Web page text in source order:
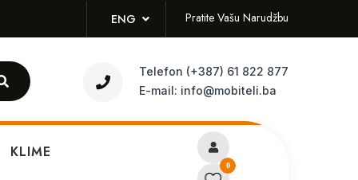
ENG Pratite Vašu Narudžbu
Telefon (+387) 61 822 877
E-mail: info@mobiteli.ba
KLIME
0